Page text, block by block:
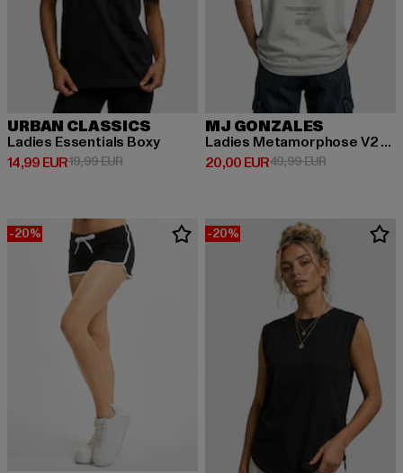
URBAN CLASSICS
Ladies Essentials Boxy
14,99 EUR
Derzeitiger Preis: 14,99 EUR
19,99 EURAktionspreis: 19,99 EUR
MJ GONZALES
Ladies Metamorphose V2 x Heavy Oversized
20,00 EUR
Derzeitiger Preis: 20,00 EUR
49,99 EURAktionspreis:
-20% -20%